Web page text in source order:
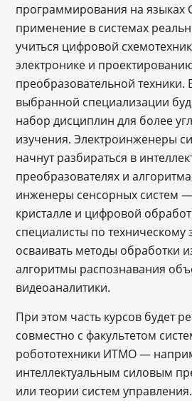
программирования на языках
применение в системах
учиться цифровой
электронике и
преобразовательной техники.
выбранной специализации
набор дисциплин для более
изучения. Электроинженеры
начнут разбираться в
преобразователях и
инженеры сенсорных систем —
кристалле и цифровой
специалисты по техническому
осваивать методы обработки
алгоритмы распознавания
видеоаналитики.
При этом часть курсов будет
совместно с факультетом
робототехники ИТМО ―
интеллектуальным силовым
или теории систем